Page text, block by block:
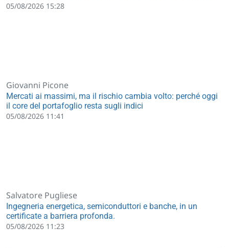
05/08/2026 15:28
Giovanni Picone
Mercati ai massimi, ma il rischio cambia volto: perché oggi
il core del portafoglio resta sugli indici
05/08/2026 11:41
Salvatore Pugliese
Ingegneria energetica, semiconduttori e banche, in un
certificate a barriera profonda.
05/08/2026 11:23